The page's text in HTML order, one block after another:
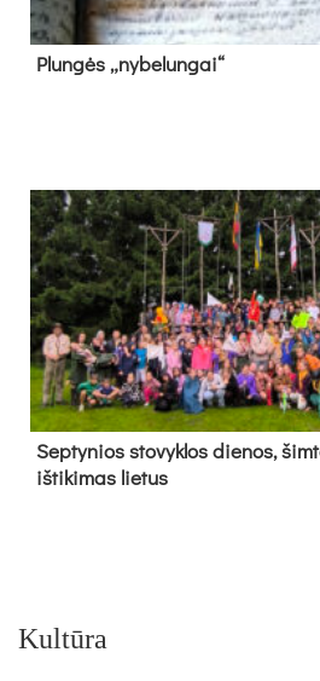
Plun­gės „ny­be­lun­gai“
Sep­ty­nios sto­vyk­los die­nos,
iš­ti­ki­mas lie­tus
Kultūra